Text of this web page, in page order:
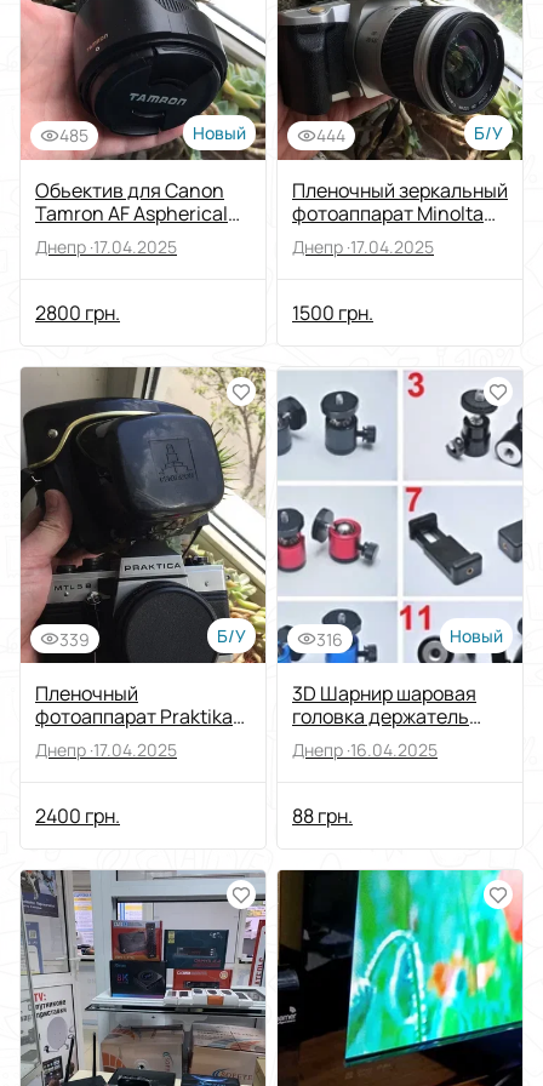
485 Новый
Обьектив для Canon
Tamron AF Aspherical
XR 28-300
Днепр ·17.04.2025
2800 грн.
444 Б/У
Пленочный зеркальный
фотоаппарат Minolta
Dunax 3L+обьектив AF
28-100
Днепр ·17.04.2025
1500 грн.
339 Б/У
Пленочный
фотоаппарат Praktika
MTL 5 B+обьектив Carl
Zeiss Jena 2.8/50
Днепр ·17.04.2025
2400 грн.
316 Новый
3D Шарнир шаровая
головка держатель
прищепка 1/4 3/8
стойка штатив
Днепр ·16.04.2025
88 грн.